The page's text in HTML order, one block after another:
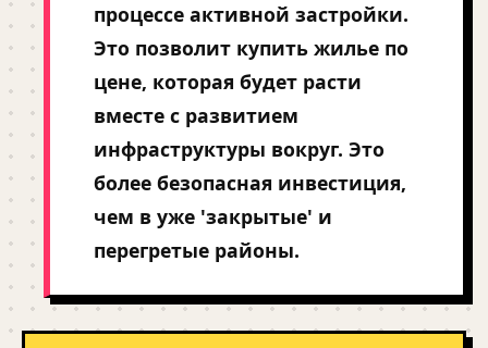
процессе активной застройки.
Это позволит купить жилье по
цене, которая будет расти
вместе с развитием
инфраструктуры вокруг. Это
более безопасная инвестиция,
чем в уже 'закрытые' и
перегретые районы.